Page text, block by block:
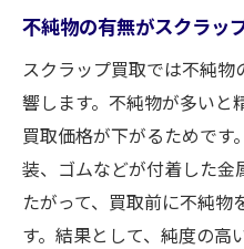
不純物の有無がスクラッ
スクラップ買取では不純
響します。不純物が多いと
買取価格が下がるためで
装、ゴムなどが付着した金
たがって、買取前に不純
す。結果として、純度の高